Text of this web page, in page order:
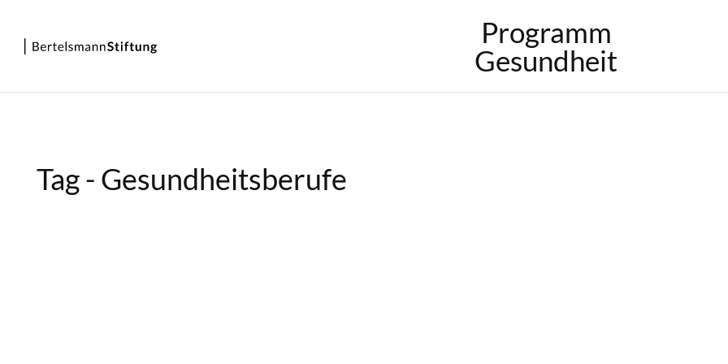
Programm
Gesundheit
Tag - Gesundheitsberufe